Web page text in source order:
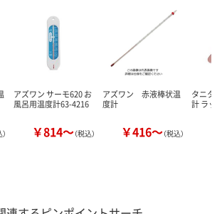
アズワン サーモ620 お
風呂用温度計63-4216
￥814～（税込）
アズワン 赤液棒状温
度計
￥416～（税込）
タニタ（
計 ラッ